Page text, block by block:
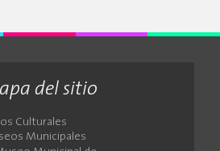
del sitio
Culturales
Municipales